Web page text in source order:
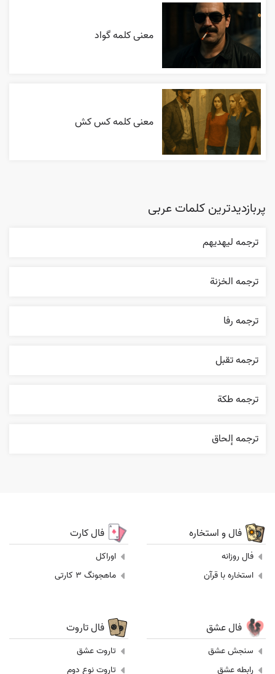
معنی کلمه گواد
معنی کلمه کس کش
پربازدیدترین کلمات عربی
ترجمه ليهديهم
ترجمه الخزنة
ترجمه رفا
ترجمه تقبل
ترجمه طکة
ترجمه إلحاق
فال و استخاره
فال روزانه
استخاره با قرآن
فال کارت
اوراکل
ماهجونگ 3 کارتی
فال عشق
سنجش عشق
رابطه عشق
فال تاروت
تاروت عشق
تاروت نوع دوم